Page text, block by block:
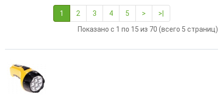
1 2 3 4 5 >
>|
Показано с 1 по 15 из 70 (всего 5 страниц)